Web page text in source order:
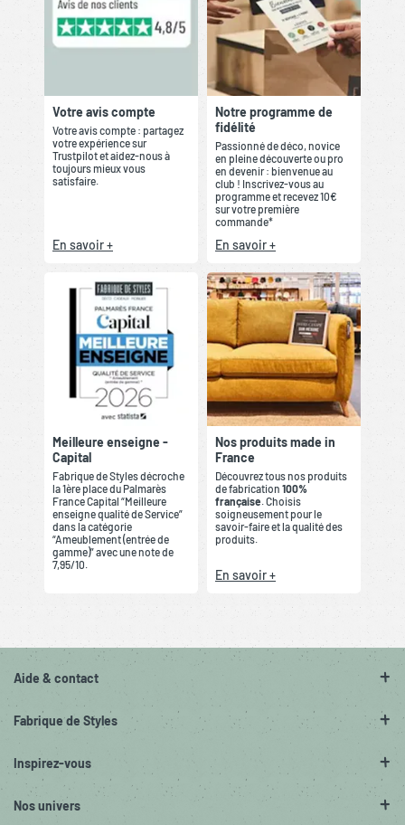
Votre avis compte
Votre avis compte : partagez
votre expérience sur
Trustpilot et aidez-nous à
toujours mieux vous
satisfaire.
En savoir +
Notre programme de
fidélité
Passionné de déco, novice
en pleine découverte ou pro
en devenir : bienvenue au
club ! Inscrivez-vous au
programme et recevez 10€
sur votre première
commande*
En savoir +
Meilleure enseigne -
Capital
Fabrique de Styles décroche
la 1ère place du Palmarès
France Capital “Meilleure
enseigne qualité de Service”
dans la catégorie
“Ameublement (entrée de
gamme)” avec une note de
7,95/10.
Nos produits made in
France
Découvrez tous nos produits
de fabrication 100%
française . Choisis
soigneusement pour le
savoir-faire et la qualité des
produits.
En savoir +
Aide & contact
Fabrique de Styles
Inspirez-vous
Nos univers